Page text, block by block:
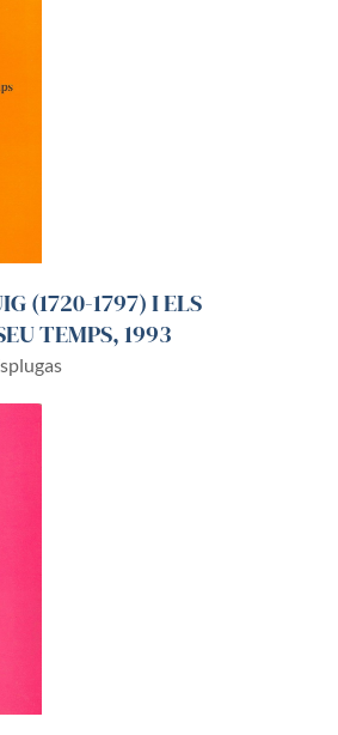
(1720-1797) I ELS
TEMPS, 1993